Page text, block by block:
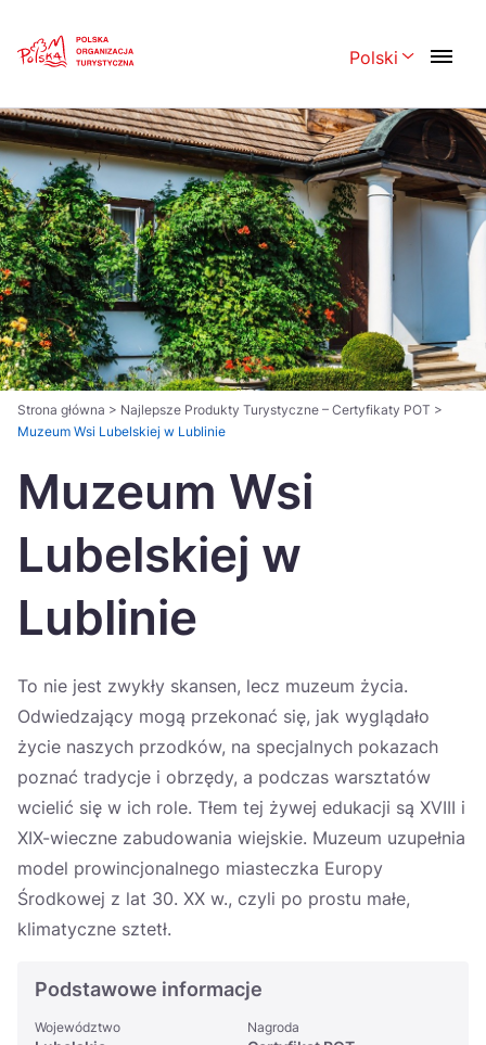
Polski
Polski English
Česká 中国
Dansk Deutsch
Español Français
Italiano Magyar
Nederlands 日本語
Português Norsk
Україна
Strona główna > Najlepsze Produkty Turystyczne – Certyfikaty POT >
Muzeum Wsi Lubelskiej w Lublinie
Muzeum Wsi
Lubelskiej w
Lublinie
To nie jest zwykły skansen, lecz muzeum życia.
Odwiedzający mogą przekonać się, jak wyglądało
życie naszych przodków, na specjalnych pokazach
poznać tradycje i obrzędy, a podczas warsztatów
wcielić się w ich role. Tłem tej żywej edukacji są XVIII i
XIX-wieczne zabudowania wiejskie. Muzeum uzupełnia
model prowincjonalnego miasteczka Europy
Środkowej z lat 30. XX w., czyli po prostu małe,
klimatyczne sztetł.
Podstawowe informacje
Województwo Nagroda